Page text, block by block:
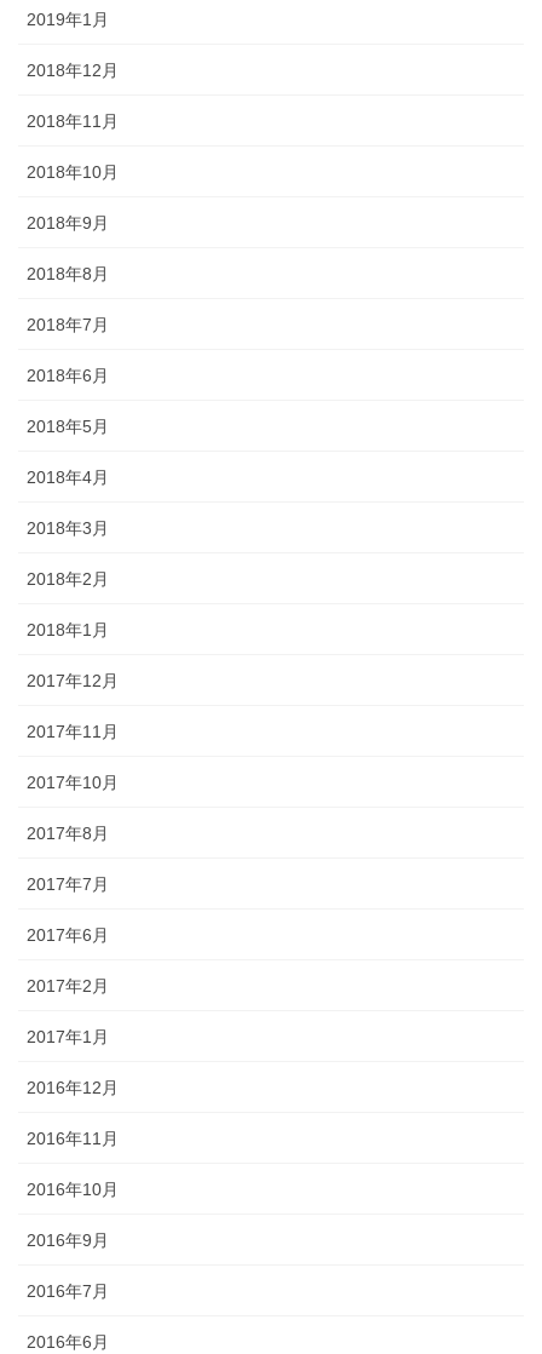
2019年1月
2018年12月
2018年11月
2018年10月
2018年9月
2018年8月
2018年7月
2018年6月
2018年5月
2018年4月
2018年3月
2018年2月
2018年1月
2017年12月
2017年11月
2017年10月
2017年8月
2017年7月
2017年6月
2017年2月
2017年1月
2016年12月
2016年11月
2016年10月
2016年9月
2016年7月
2016年6月